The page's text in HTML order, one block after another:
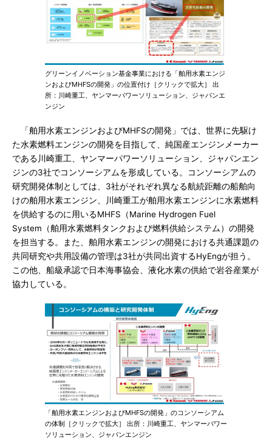
グリーンイノベーション基金事業における「舶用水素エンジ
ンおよびMHFSの開発」の位置付け［クリックで拡大］ 出
所：川崎重工、ヤンマーパワーソリューション、ジャパンエ
ンジン
「舶用水素エンジンおよびMHFSの開発」では、世界に先駆け
た水素燃料エンジンの開発を目指して、純国産エンジンメーカー
である川崎重工、ヤンマーパワーソリューション、ジャパンエン
ジンの3社でコンソーシアムを形成している。コンソーシアムの
研究開発体制としては、3社がそれぞれ異なる航続距離の船舶向
けの舶用水素エンジン、川崎重工が舶用水素エンジンに水素燃料
を供給するのに用いるMHFS（Marine Hydrogen Fuel
System（舶用水素燃料タンクおよび燃料供給システム）の開発
を担当する。また、舶用水素エンジンの開発における共通課題の
共同研究や共用設備の管理は3社が共同出資するHyEngが担う。
この他、船級承認で日本海事協会、液化水素の供給で岩谷産業が
協力している。
「舶用水素エンジンおよびMHFSの開発」のコンソーシアム
の体制［クリックで拡大］ 出所：川崎重工、ヤンマーパワー
ソリューション、ジャパンエンジン